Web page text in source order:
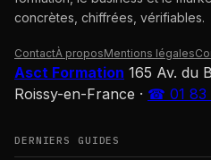
concrètes, chiffrées, vérifiables.
ContactÀ proposMentions légales
Asct Formation 165 Av. du
Roissy-en-France · ☎ 01 83
DERNIERS GUIDES